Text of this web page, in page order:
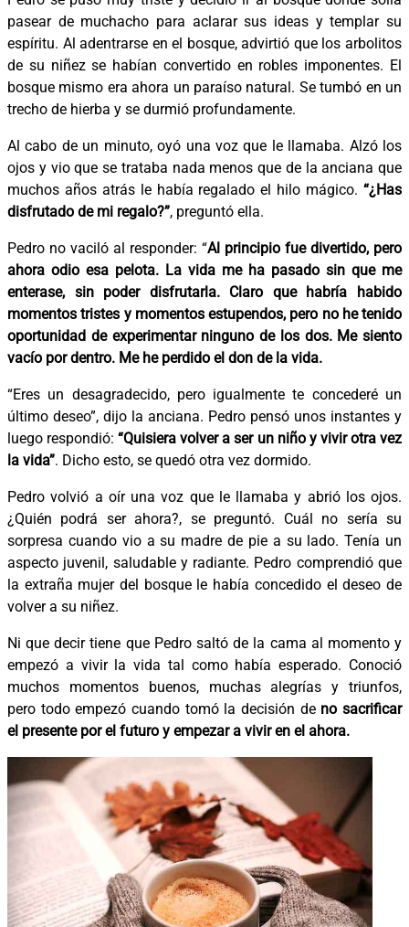
pasear de muchacho para aclarar sus ideas y templar su
espíritu. Al adentrarse en el bosque, advirtió que los arbolitos
de su niñez se habían convertido en robles imponentes. El
bosque mismo era ahora un paraíso natural. Se tumbó en un
trecho de hierba y se durmió profundamente.
Al cabo de un minuto, oyó una voz que le llamaba. Alzó los
ojos y vio que se trataba nada menos que de la anciana que
muchos años atrás le había regalado el hilo mágico. “¿Has
disfrutado de mi regalo?”, preguntó ella.
Pedro no vaciló al responder: “Al principio fue divertido, pero
ahora odio esa pelota. La vida me ha pasado sin que me
enterase, sin poder disfrutarla. Claro que habría habido
momentos tristes y momentos estupendos, pero no he tenido
oportunidad de experimentar ninguno de los dos. Me siento
vacío por dentro. Me he perdido el don de la vida.
“Eres un desagradecido, pero igualmente te concederé un
último deseo”, dijo la anciana. Pedro pensó unos instantes y
luego respondió:“Quisiera volver a ser un niño y vivir otra vez
la vida”. Dicho esto, se quedó otra vez dormido.
Pedro volvió a oír una voz que le llamaba y abrió los ojos.
¿Quién podrá ser ahora?, se preguntó. Cuál no sería su
sorpresa cuando vio a su madre de pie a su lado. Tenía un
aspecto juvenil, saludable y radiante. Pedro comprendió que
la extraña mujer del bosque le había concedido el deseo de
volver a su niñez.
Ni que decir tiene que Pedro saltó de la cama al momento y
empezó a vivir la vida tal como había esperado. Conoció
muchos momentos buenos, muchas alegrías y triunfos,
pero todo empezó cuando tomó la decisión de no sacrificar
el presente por el futuro y empezar a vivir en el ahora.